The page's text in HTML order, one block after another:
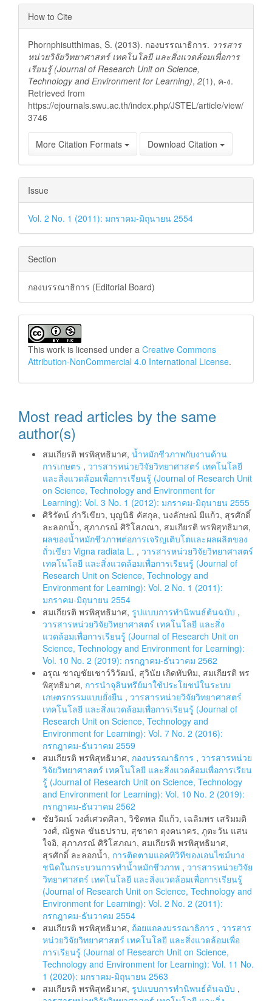
Article
Details
How to Cite
Phornphisutthimas, S. (2013). กองบรรณาธิการ. วารสาร
หน่วยวิจัยวิทยาศาสตร์ เทคโนโลยี และสิ่งแวดล้อมเพื่อการ
เรียนรู้ (Journal of Research Unit on Science,
Technology and Environment for Learning), 2(1), ค-ง.
Retrieved from
https://ejournals.swu.ac.th/index.php/JSTEL/article/view/
3746
More Citation Formats Download Citation
Issue
Vol. 2 No. 1 (2011): มกราคม-มิถุนายน 2554
Section
กองบรรณาธิการ (Editorial Board)
This work is licensed under a Creative Commons
Attribution-NonCommercial 4.0 International License.
Most read articles by the same
author(s)
สมเกียรติ พรพิสุทธิมาศ, น้ำหมักชีวภาพกับงานด้าน
การเกษตร , วารสารหน่วยวิจัยวิทยาศาสตร์ เทคโนโลยี
และสิ่งแวดล้อมเพื่อการเรียนรู้ (Journal of Research Unit
on Science, Technology and Environment for
Learning): Vol. 3 No. 1 (2012): มกราคม-มิถุนายน 2555
ศิริรัตน์ ก๋าวีเขียว, บุญนิธิ คัสกุล, นงลักษณ์ มีแก้ว, สุรศักดิ์
ละลอกน้ำ, สุภาภรณ์ ศิริโสภณา, สมเกียรติ พรพิสุทธิมาศ,
ผลของน้ำหมักชีวภาพต่อการเจริญเติบโตและผลผลิตของ
ถั่วเขียว Vigna radiata L. , วารสารหน่วยวิจัยวิทยาศาสตร์
เทคโนโลยี และสิ่งแวดล้อมเพื่อการเรียนรู้ (Journal of
Research Unit on Science, Technology and
Environment for Learning): Vol. 2 No. 1 (2011):
มกราคม-มิถุนายน 2554
สมเกียรติ พรพิสุทธิมาศ, รูปแบบการทํานิพนธ์ต้นฉบับ ,
วารสารหน่วยวิจัยวิทยาศาสตร์ เทคโนโลยี และสิ่ง
แวดล้อมเพื่อการเรียนรู้ (Journal of Research Unit on
Science, Technology and Environment for Learning):
Vol. 10 No. 2 (2019): กรกฎาคม-ธันวาคม 2562
อรุณ ชาญชัยเชาว์วิวัฒน์, สุวินัย เกิดทับทิม, สมเกียรติ พร
พิสุทธิมาศ, การนำจุลินทรีย์มาใช้ประโยชน์ในระบบ
เกษตรกรรมแบบยั่งยืน , วารสารหน่วยวิจัยวิทยาศาสตร์
เทคโนโลยี และสิ่งแวดล้อมเพื่อการเรียนรู้ (Journal of
Research Unit on Science, Technology and
Environment for Learning): Vol. 7 No. 2 (2016):
กรกฎาคม-ธันวาคม 2559
สมเกียรติ พรพิสุทธิมาศ, กองบรรณาธิการ , วารสารหน่วย
วิจัยวิทยาศาสตร์ เทคโนโลยี และสิ่งแวดล้อมเพื่อการเรียน
รู้ (Journal of Research Unit on Science, Technology
and Environment for Learning): Vol. 10 No. 2 (2019):
กรกฎาคม-ธันวาคม 2562
ชัยวัฒน์ วงศ์เศวตศิลา, วิชิตพล มีแก้ว, เฉลิมพร เสริมมติ
วงศ์, ณัฐพล ขันธปราบ, สุชาดา ตุงคนาคร, ภูตะวัน แสน
ใจอิ, สุภาภรณ์ ศิริโสภณา, สมเกียรติ พรพิสุทธิมาศ,
สุรศักดิ์ ละลอกน้ำ, การติดตามแอคทิวิทีของเอนไซม์บาง
ชนิดในกระบวนการทำน้ำหมักชีวภาพ , วารสารหน่วยวิจัย
วิทยาศาสตร์ เทคโนโลยี และสิ่งแวดล้อมเพื่อการเรียนรู้
(Journal of Research Unit on Science, Technology and
Environment for Learning): Vol. 2 No. 2 (2011):
กรกฎาคม-ธันวาคม 2554
สมเกียรติ พรพิสุทธิมาศ, ถ้อยแถลงบรรณาธิการ , วารสาร
หน่วยวิจัยวิทยาศาสตร์ เทคโนโลยี และสิ่งแวดล้อมเพื่อ
การเรียนรู้ (Journal of Research Unit on Science,
Technology and Environment for Learning): Vol. 11 No.
1 (2020): มกราคม-มิถุนายน 2563
สมเกียรติ พรพิสุทธิมาศ, รูปแบบการทำนิพนธ์ต้นฉบับ ,